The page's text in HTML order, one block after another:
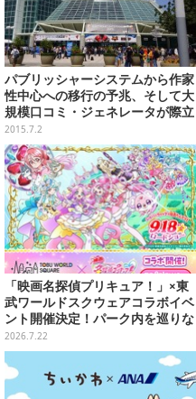
パブリッシャーシステムから作家
性中心への移行の予兆、そして大
規模口コミ・ジェネレータが際立
ったE3 2015・・・中村彰憲「ゲ
ームビジネス新潮流」第36回
2015.7.2
「映画名探偵プリキュア！」×東
武ワールドスクウェアコラボイベ
ント開催決定！パーク内を巡りな
がらデフォルメフィギュア「ぷり
きゅ～と」を探そう
2026.7.22